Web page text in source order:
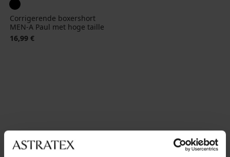
Corrigerende boxershort
MEN-A Paul met hoge taille
16,99 €
Populairste merken
MEN-A